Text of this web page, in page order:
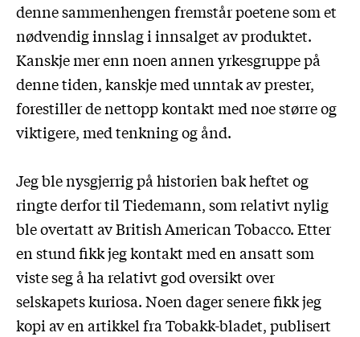
denne sammenhengen fremstår poetene som et
nødvendig innslag i innsalget av produktet.
Kanskje mer enn noen annen yrkesgruppe på
denne tiden, kanskje med unntak av prester,
forestiller de nettopp kontakt med noe større og
viktigere, med tenkning og ånd.
Jeg ble nysgjerrig på historien bak heftet og
ringte derfor til Tiedemann, som relativt nylig
ble overtatt av British American Tobacco. Etter
en stund fikk jeg kontakt med en ansatt som
viste seg å ha relativt god oversikt over
selskapets kuriosa. Noen dager senere fikk jeg
kopi av en artikkel fra Tobakk-bladet, publisert